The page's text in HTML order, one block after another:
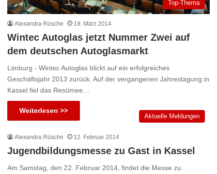
Top-Thema
Alexandra Rüsche 19. März 2014
Wintec Autoglas jetzt Nummer Zwei auf
dem deutschen Autoglasmarkt
Limburg - Wintec Autoglas blickt auf ein erfolgreiches
Geschäftsjahr 2013 zurück. Auf der vergangenen Jahrestagung in
Kassel fiel das Resümee…
Weiterlesen >>
Aktuelle Meldungen
Alexandra Rüsche 12. Februar 2014
Jugendbildungsmesse zu Gast in Kassel
Am Samstag, den 22. Februar 2014, findet die Messe zu